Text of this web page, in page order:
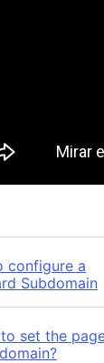
configure a
Subdomain
set the